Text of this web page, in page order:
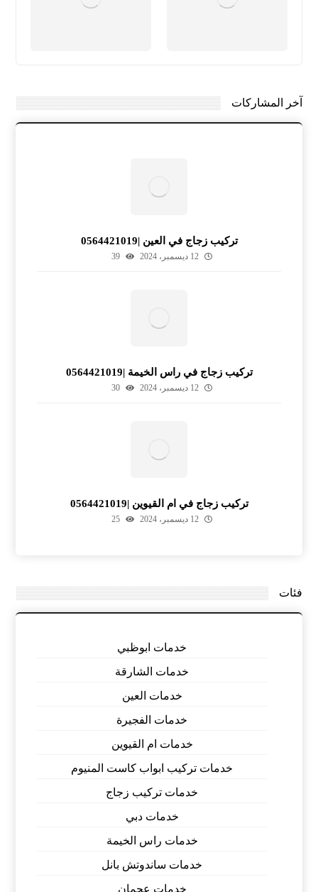
آخر المشاركات
تركيب زجاج في العين |0564421019
12 ديسمبر، 2024 39
تركيب زجاج في راس الخيمة |0564421019
12 ديسمبر، 2024 30
تركيب زجاج في ام القيوين |0564421019
12 ديسمبر، 2024 25
فئات
خدمات ابوظبي
خدمات الشارقة
خدمات العين
خدمات الفجيرة
خدمات ام القيوين
خدمات تركيب ابواب كاست المنيوم
خدمات تركيب زجاج
خدمات دبي
خدمات راس الخيمة
خدمات ساندوتش بانل
خدمات عجمان